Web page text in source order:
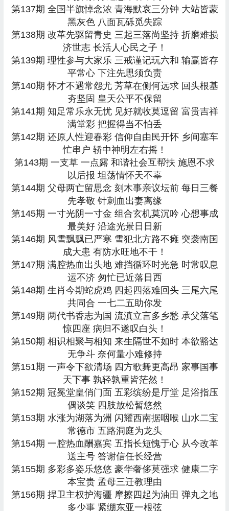
第137期 全国半旗悼念浓 青海默哀三分钟 大站皆蒙
黑灰色 八面瓦砾觅失踪
第138期 改革先驱留青史 三起三落尚坚持 折磨难损
济世志 长活人心民之子！
第139期 理性参与大家乐 三戒谨记玩六和 输赢皆存
平常心 下注先思须负责
第140期 怀才不遇常怨尤 芳草在侧何远求 回头根基
夯坚固 皇天公平不保留
第141期 知足常乐永无忧 见好就收莫逗留 富贵吉祥
满堂彩 把握得当不怕丢
第142期 还原人性迎春彩 信仰自由民开怀 乡间塞车
忙串户 轿中神明左右摇！
第143期 一支草 一点露 和谐社会互帮扶 施恩不求
以后报 坦荡情怀天不辜
第144期 父母两亡留思念 刻木事亲议坛前 每日三餐
先孝敬 针刺血出妻离缘
第145期 一寸光阴一寸金 组合玄机莫沉吟 心想事成
最美好 沿途光景日日新
第146期 风雪飘飘已严寒 雪犯北方路不瘫 突袭南国
成大患 有防水旺地不干！
第147期 满腔热血出头地 难挡循环时光急 时常叹息
运不济 匆忙已近落日西
第148期 生肖今期蛇虎鸡 四起四落难回头 三尾六尾
共同合 一七二五助你发
第149期 两代书香志为国 流滇立言多乡愁 承父落笔
惊四座 病归不遂叹白头！
第150期 相识相聚与相知 来生隔世不如时 本欲豁达
无争斗 奈何量小难修持
第151期 一声令下欲清场 四方歌舞更高昂 家事国事
天下事 孰轻孰重皆茫然！
第152期 冠冕堂皇俏门面 五彩缤纷是厅堂 足浴指压
偶谈笑 四肢放松暂悠然
第153期 水涨为湖落为洲 闪耀西南据咽喉 山水二宝
常德市 五路洞庭为龙头
第154期 一腔热血酬嘉宾 五指长短愧于心 从今改革
送主号 答谢信任长经营
第155期 多彩多姿乐悠悠 豪华奢侈莫强求 健康二字
本宝贵 孟母三迁教理由
第156期 捍卫主权护海疆 摩擦四起为油田 弹丸之地
多少事 紧绷东亚一根弦